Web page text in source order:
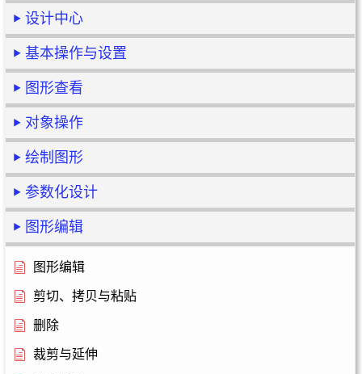
设计中心
基本操作与设置
图形查看
对象操作
绘制图形
参数化设计
图形编辑
图形编辑
剪切、拷贝与粘贴
删除
裁剪与延伸